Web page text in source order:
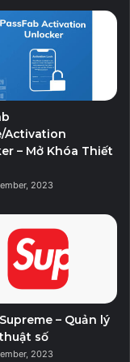
Activation
– Mở Khóa Thiết
2023
– Quản lý
số
2023